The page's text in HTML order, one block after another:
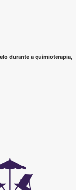
durante a quimioterapia,